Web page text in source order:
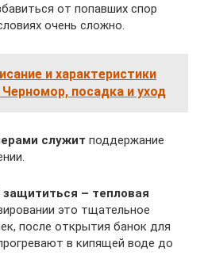
от попавших спор
очень сложно.
и характеристики
посадка и уход
служит поддержание
– тепловая
это тщательное
после открытия банок для
в кипящей воде до